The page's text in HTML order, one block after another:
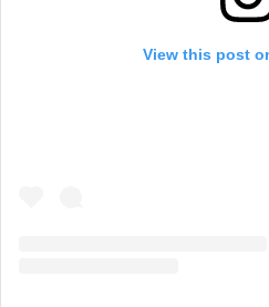
View this post